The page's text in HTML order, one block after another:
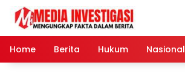
Langsung
konten
Home
Berita Hukum Nasional